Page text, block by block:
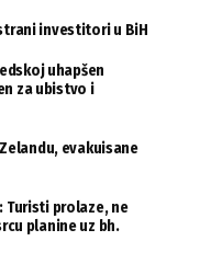
investitori u BiH
uhapšen
za ubistvo i
evakuisane
Turisti prolaze, ne
planine uz bh.